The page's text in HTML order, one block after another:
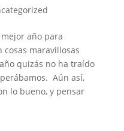
año para
cosas maravillosas
quizás no ha traído
Aún así,
lo bueno, y pensar